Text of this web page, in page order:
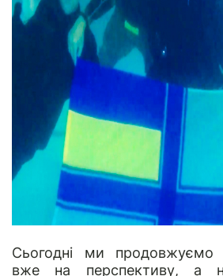
Сьогодні ми продовжуємо
вже на перспективу, а